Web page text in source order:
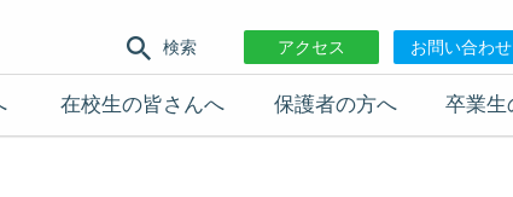
検索 アクセス お問い合わせ
在校生の皆さんへ 保護者の方へ 卒業生